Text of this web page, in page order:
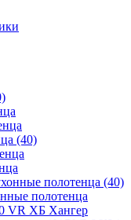
(40)
полотенца (40)
полотенца
VR ХБ Хангер